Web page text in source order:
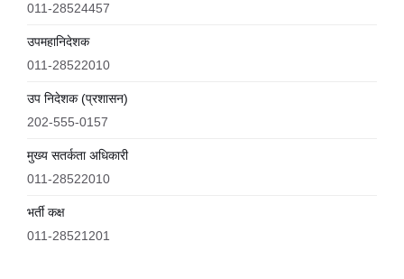
011-28524457
उपमहानिदेशक
011-28522010
उप निदेशक (प्रशासन)
202-555-0157
मुख्य सतर्कता अधिकारी
011-28522010
भर्ती कक्ष
011-28521201